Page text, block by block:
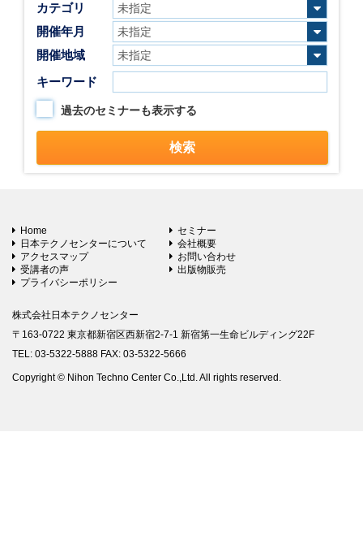
カテゴリ
開催年月
開催地域
キーワード
過去のセミナーも表示する
Home
セミナー
日本テクノセンターについて
会社概要
アクセスマップ
お問い合わせ
受講者の声
出版物販売
プライバシーポリシー
株式会社日本テクノセンター
〒163-0722 東京都新宿区西新宿2-7-1 新宿第一生命ビルディング22F
TEL: 03-5322-5888 FAX: 03-5322-5666
Copyright © Nihon Techno Center Co.,Ltd. All rights reserved.